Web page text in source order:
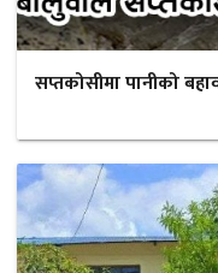
सप्तकोसीमा पानीको